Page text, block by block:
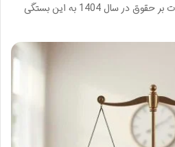
مالیات بر حقوق چقدر است مالیات بر حقوق در سال 1404 به این بستگی